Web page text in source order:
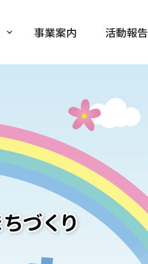
事業案内 活動報告